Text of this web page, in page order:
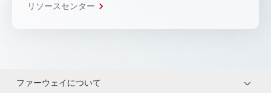
リソースセンター
ファーウェイについて